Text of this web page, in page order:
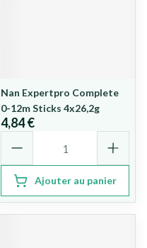
Nan Expertpro Complete
0-12m Sticks 4x26,2g
4,84 €
Ajouter au panier